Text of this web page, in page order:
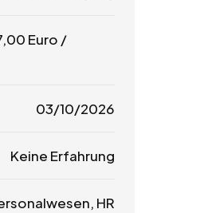
Euro /
03/10/2026
Keine Erfahrung
HR